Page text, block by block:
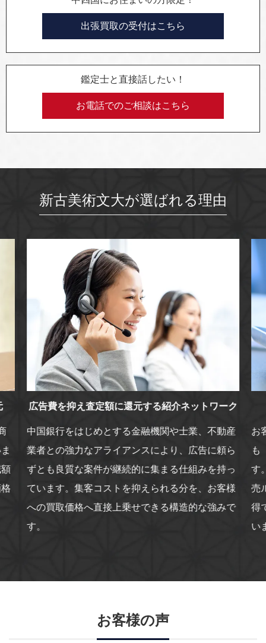
出張買取の受付はこちら
鑑定士と直接話したい！
お電話でのご相談はこちら
新古美術文大が選ばれる理由
広告費を抑え査定額に還元する紹介ネットワーク
中国銀行をはじめとする金融機関や士業、不動産
業者との強力なアライアンスにより、広告に頼ら
ずとも良質な案件が継続的に集まる仕組みを持っ
ています。集客コストを抑えられる分を、お客様
への買取価格へ直接上乗せできる構造的な強みで
す。
お
も
す
売
得
い
お客様の声